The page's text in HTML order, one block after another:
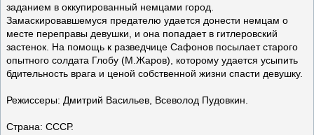
заданием в оккупированный немцами город.
Замаскировавшемуся предателю удается донести немцам о
месте переправы девушки, и она попадает в гитлеровский
застенок. На помощь к разведчице Сафонов посылает старого
опытного солдата Глобу (М.Жаров), которому удается усыпить
бдительность врага и ценой собственной жизни спасти девушку.
Режиссеры: Дмитрий Васильев, Всеволод Пудовкин.
Страна: СССР.